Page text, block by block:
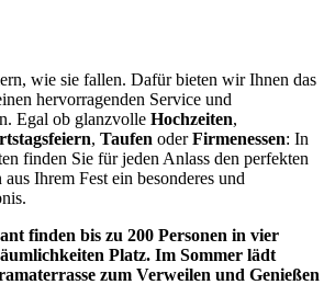
wie sie fallen. Dafür bieten wir Ihnen das
hervorragenden Service und
Egal ob glanzvolle Hochzeiten,
, Taufen oderFirmenessen: In
finden Sie für jeden Anlass den perfekten
Ihrem Fest ein besonderes und
finden bis zu 200 Personen in vier
Platz. Im Sommer lädt
zum Verweilen und Genießen